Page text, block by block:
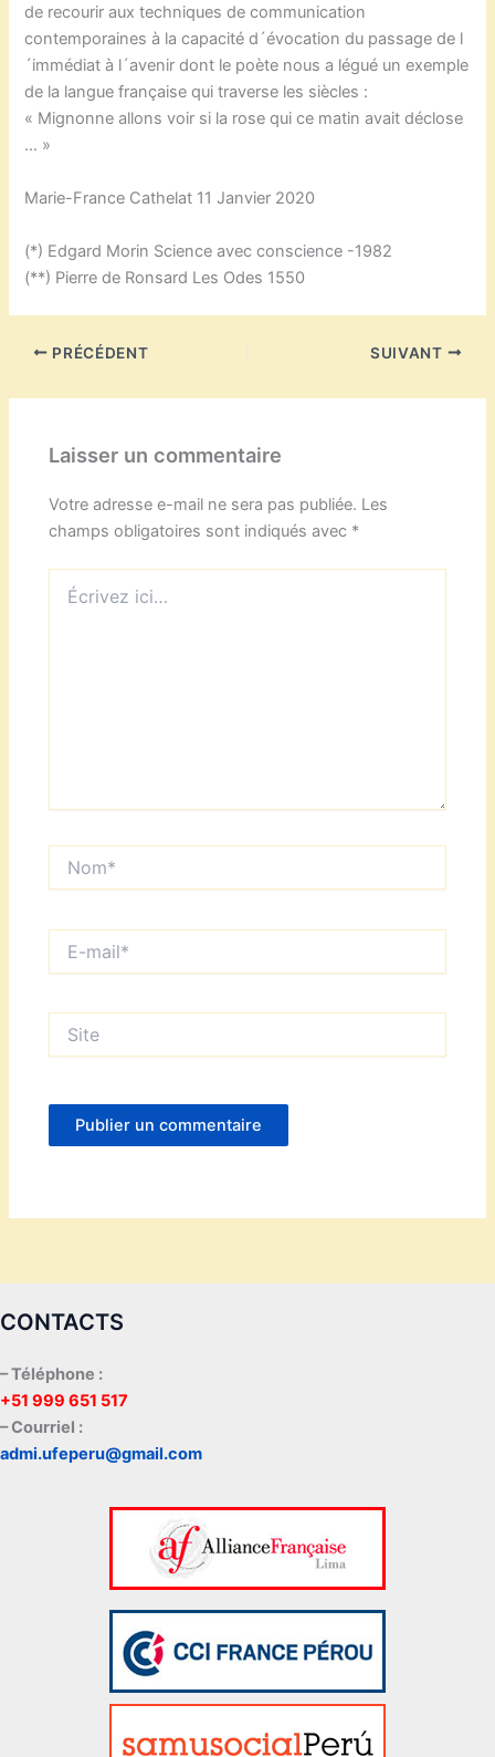
de recourir aux techniques de communication
contemporaines à la capacité d´évocation du passage de l
´immédiat à l´avenir dont le poète nous a légué un exemple
de la langue française qui traverse les siècles :
« Mignonne allons voir si la rose qui ce matin avait déclose
… »
Marie-France Cathelat 11 Janvier 2020
(*) Edgard Morin Science avec conscience -1982
(**) Pierre de Ronsard Les Odes 1550
PRÉCÉDENT SUIVANT
Laisser un commentaire
Votre adresse e-mail ne sera pas publiée. Les
champs obligatoires sont indiqués avec *
ici…
mail*
CONTACTS
– Téléphone :
+51 999 651 517
– Courriel :
admi.ufeperu@gmail.com